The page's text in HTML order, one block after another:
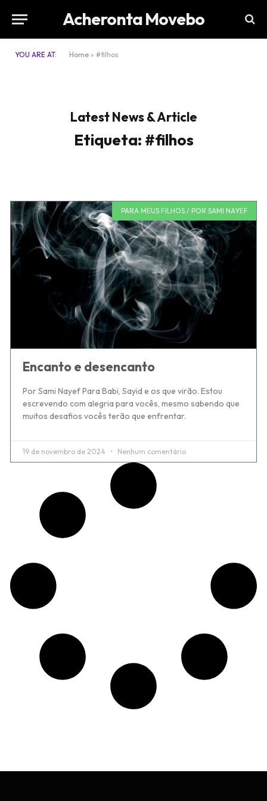
Acheronta Movebo
YOU ARE AT: Home » #filhos
Latest News & Article
Etiqueta: #filhos
PARA MEUS FILHOS / POR SAMI NAYEF
Encanto e desencanto
Por Sami Nayef Para Babi, Sayid e os que virão. Estou
escrevendo com alegria para vocês, mesmo sabendo que
muitos desafios vocês terão que enfrentar.
19 de novembro de 2024 Nenhum comentário